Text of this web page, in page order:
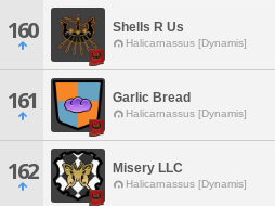
160 Shells R Us
Halicarnassus [Dynamis]
161 Garlic Bread
Halicarnassus [Dynamis]
162 Misery LLC
Halicarnassus [Dynamis]